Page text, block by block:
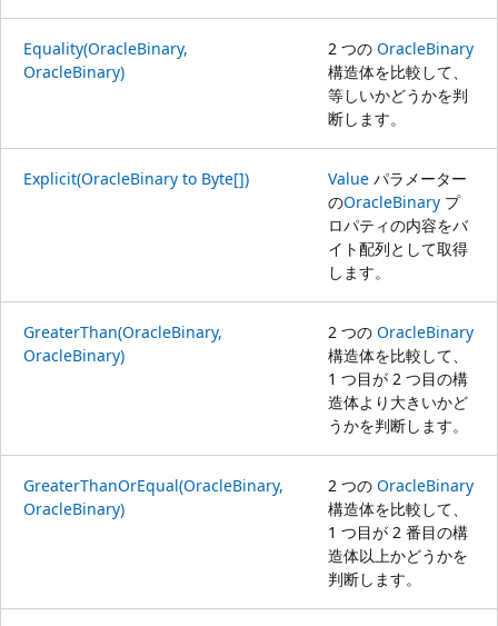
Equality(OracleBinary,
OracleBinary)
2 つの OracleBinary
構造体を比較して、
等しいかどうかを判
断します。
Explicit(OracleBinary to Byte[]) Value パラメーター
のOracleBinary プ
ロパティの内容をバ
イト配列として取得
します。
GreaterThan(OracleBinary,
OracleBinary)
2 つの OracleBinary
構造体を比較して、
1 つ目が 2 つ目の構
造体より大きいかど
うかを判断します。
GreaterThanOrEqual(OracleBinary,
OracleBinary)
2 つの OracleBinary
構造体を比較して、
1 つ目が 2 番目の構
造体以上かどうかを
判断します。